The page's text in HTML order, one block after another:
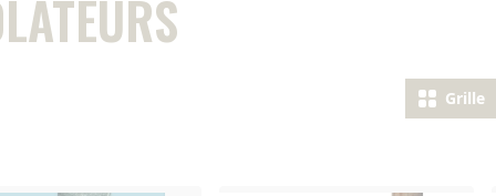
Grille